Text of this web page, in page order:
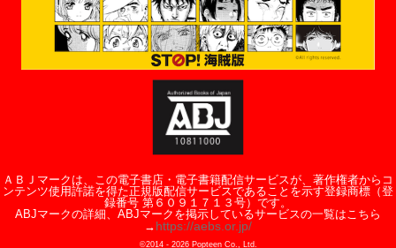
ＡＢＪマークは、この電子書店・電子書籍配信サービスが、著作権者からコ
ンテンツ使用許諾を得た正規版配信サービスであることを示す登録商標（登
録番号 第６０９１７１３号）です。
ABJマークの詳細、ABJマークを掲示しているサービスの一覧はこちら
→ https://aebs.or.jp/
©2014 - 2026Popteen Co., Ltd.